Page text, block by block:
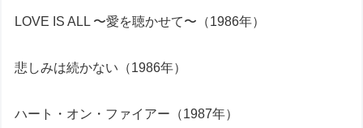
LOVE IS ALL 〜愛を聴かせて〜（1986年）
悲しみは続かない（1986年）
ハート・オン・ファイアー（1987年）